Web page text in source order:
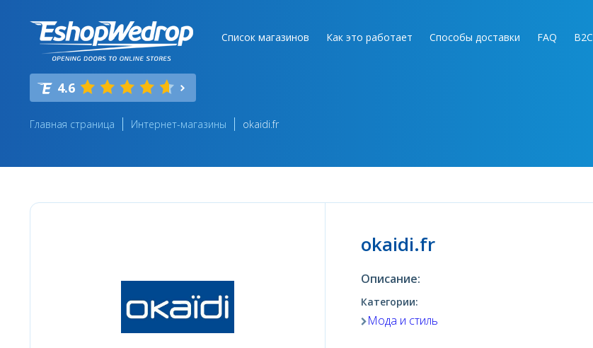
Список магазинов Как это работает Способы доставки FAQ B2C
4.6
Главная страница Интернет-магазины okaidi.fr
okaidi.fr
Описание:
Категории:
Мода и стиль